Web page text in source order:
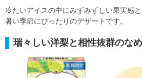
冷たいアイスの中にみずみずしい果実感と
暑い季節にぴったりのデザートです。
瑞々しい洋梨と相性抜群のな